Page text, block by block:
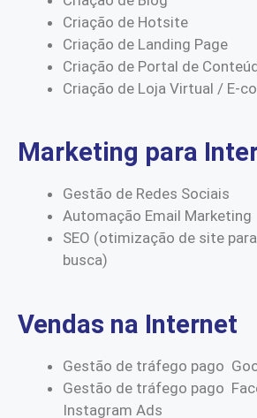
Criação de Hotsite
Criação de Landing Page
Criação de Portal de
Criação de Loja Virtual / E-
Marketing para
Gestão de Redes Sociais
Automação Email Marketing
SEO (otimização de site
busca)
Vendas na Internet
Gestão de tráfego pago
Gestão de tráfego pago
Instagram Ads